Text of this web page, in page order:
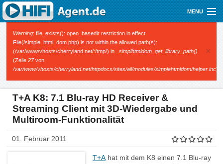
Direkt zum Inhalt
MENU
Gutscheine
Audio
Mobile
Shop
Fehlermeldung
Warning: file_exists(): open_basedir restriction in effect.
File(/simple_html_dom.php) is not within the allowed path(s):
(/var/www/vhosts/cherryland.net/:/tmp/) in
_simplhtmldom_get_library_path()
(Zeile27von
/var/www/vhosts/cherryland.net/httpdocs/sites/all/modules/simplehtmldom/helper.inc).
×
T+A K8: 7.1 Blu-ray HD Receiver &
Streaming Client mit 3D-Wiedergabe und
Multiroom-Funktionalität
01. Februar 2011
T+A hat mit dem K8 einen 7.1 Blu-ray